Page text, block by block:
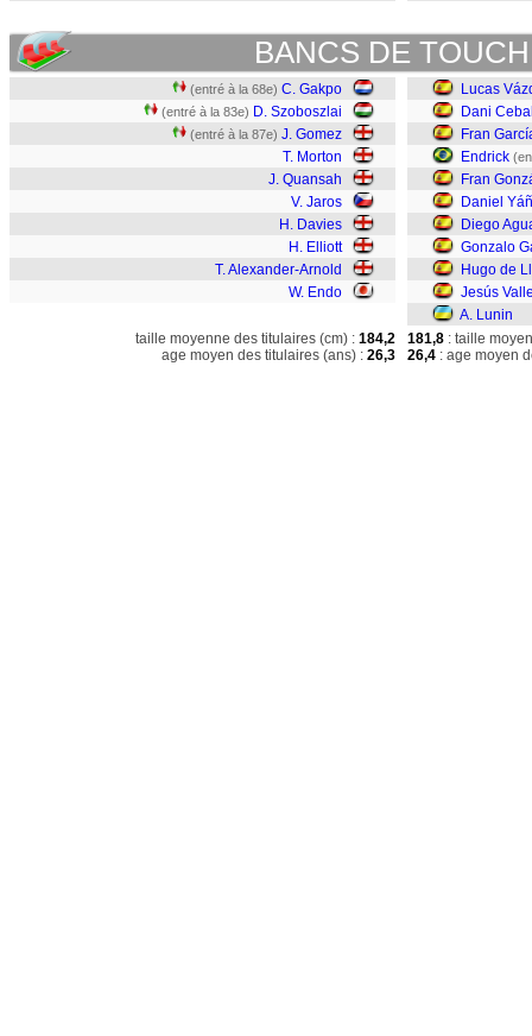
BANCS DE
(entré à la 68e) C. Gakpo
(entré à la 83e) D. Szoboszlai
(entré à la 87e) J. Gomez
T. Morton
J. Quansah
V. Jaros
H. Davies
H. Elliott
T. Alexander-Arnold
W. Endo
Lucas
Dani
Fran
Endrick
Fran
Daniel
Diego
Gonzalo
Hugo de
Jesús
A. Lunin
taille moyenne des titulaires (cm) : 184,2
age moyen des titulaires (ans) : 26,3
181,8 : taille
26,4 : age moyen